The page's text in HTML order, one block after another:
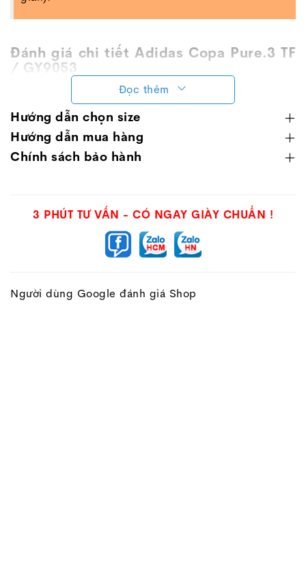
Đánh giá chi tiết Adidas Copa Pure.3 TF
/ GY9053
Pure.3‘Heatspawn’
tập ‘Heatspawn’ với gam màu cực kỳ nóng bóng vào
cuối mùa giải 2022-203.
+ Các cầu thủ đang đi
: Bernardo
Silva, Ilkay Gündogan, Declan Rice, David de Gea …
Đọc thêm
Hướng dẫn chọn size
Hướng dẫn mua hàng
Chính sách bảo hành
3 PHÚT TƯ VẤN - CÓ NGAY GIÀY CHUẨN !
Người dùng Google đánh giá Shop